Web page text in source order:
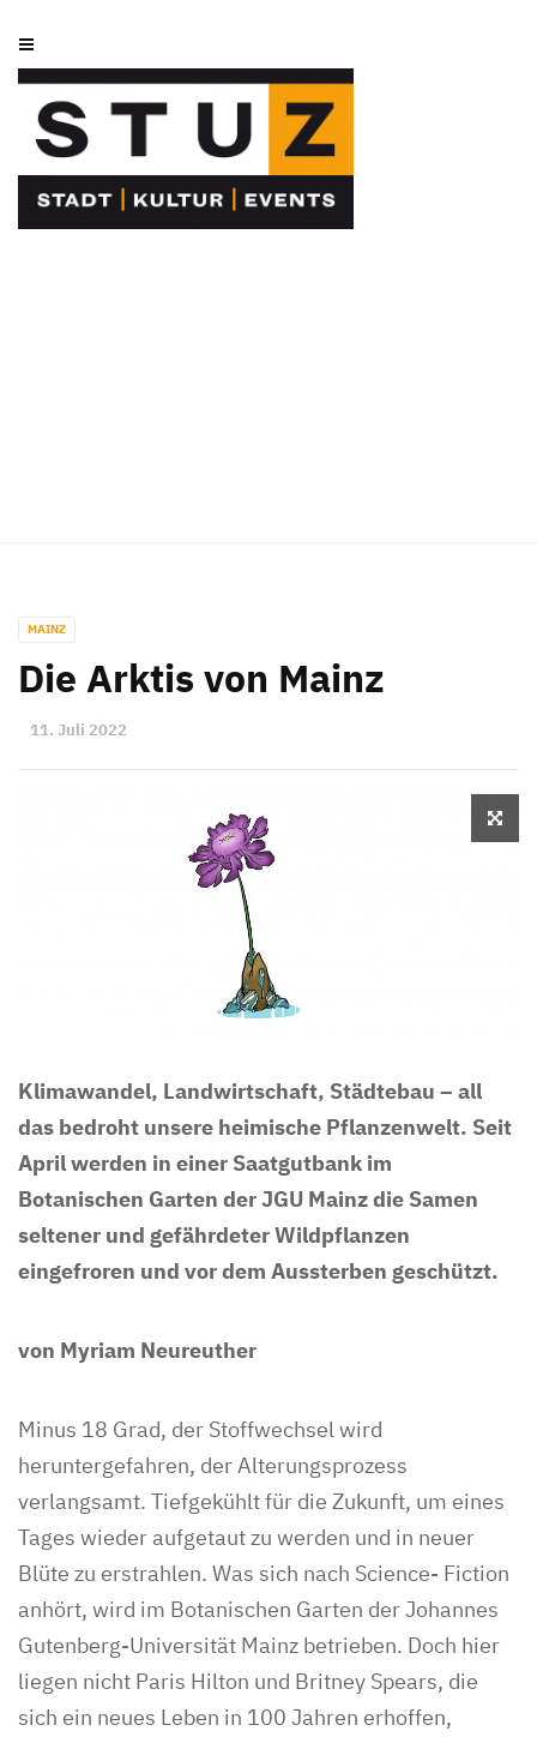
MAINZ
Die Arktis von Mainz
11. Juli 2022
Klimawandel, Landwirtschaft, Städtebau – all
das bedroht unsere heimische Pflanzenwelt. Seit
April werden in einer Saatgutbank im
Botanischen Garten der JGU Mainz die Samen
seltener und gefährdeter Wildpflanzen
eingefroren und vor dem Aussterben geschützt.
von Myriam Neureuther
Minus 18 Grad, der Stoffwechsel wird
heruntergefahren, der Alterungsprozess
verlangsamt. Tiefgekühlt für die Zukunft, um eines
Tages wieder aufgetaut zu werden und in neuer
Blüte zu erstrahlen. Was sich nach Science- Fiction
anhört, wird im Botanischen Garten der Johannes
Gutenberg-Universität Mainz betrieben. Doch hier
liegen nicht Paris Hilton und Britney Spears, die
sich ein neues Leben in 100 Jahren erhoffen,